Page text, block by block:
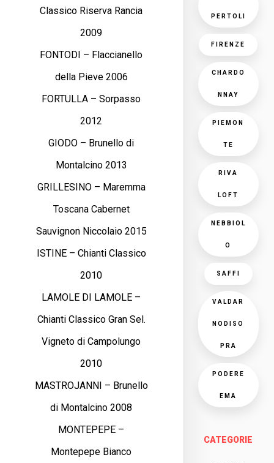
Classico Riserva Rancia
2009
FONTODI – Flaccianello
della Pieve 2006
FORTULLA – Sorpasso
2012
GIODO – Brunello di
Montalcino 2013
GRILLESINO – Maremma
Toscana Cabernet
Sauvignon Niccolaio 2015
ISTINE – Chianti Classico
2010
LAMOLE DI LAMOLE –
Chianti Classico Gran Sel.
Vigneto di Campolungo
2010
MASTROJANNI – Brunello
di Montalcino 2008
MONTEPEPE –
Montepepe Bianco
PERTOLI
FIRENZE
CHARDO
NNAY
PIEMON
TE
RIVA
LOFT
NEBBIOL
O
SAFFI
VALDAR
NODISO
PRA
PODERE
EMA
CATEGORIE